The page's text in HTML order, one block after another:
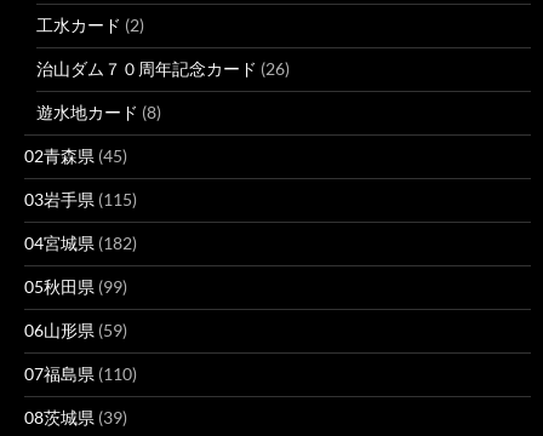
工水カード (2)
治山ダム７０周年記念カード (26)
遊水地カード (8)
02青森県 (45)
03岩手県 (115)
04宮城県 (182)
05秋田県 (99)
06山形県 (59)
07福島県 (110)
08茨城県 (39)